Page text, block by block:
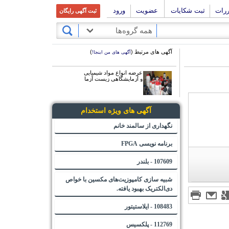
ثبت شکایات عضویت ورود ثبت آگهی رایگان
همه گروه‌ها
آگهی های مرتبط (آگهی های من اینجا!)
عرضه انواع مواد شیمیایی
و آزمایشگاهی زیست آزما
آگهی های ویژه استخدام
نگهداری از سالمند خانم
برنامه نویسی FPGA
107609 - بلندر
شبیه سازی کامپوزیت‌های مکسین با خواص
دی‌الکتریک بهبود یافته.
108483 - ایلاستیتور
112769 - پلکسیس